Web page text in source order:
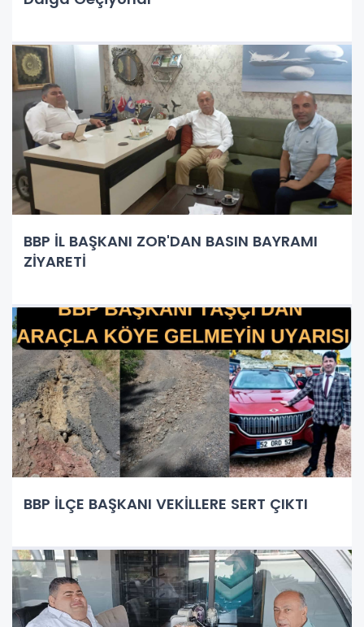
BBP İL BAŞKANI ZOR'DAN BASIN BAYRAMI
ZİYARETİ
BBP İLÇE BAŞKANI VEKİLLERE SERT ÇIKTI